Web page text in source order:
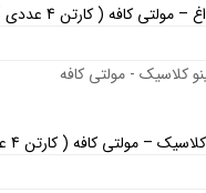
مولتی کافه ( کارتن 4 عددی )
– مولتی کافه ( کارتن 4 عددی )